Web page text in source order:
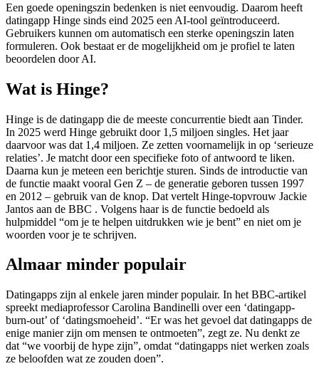
Een goede openingszin bedenken is niet eenvoudig. Daarom heeft
datingapp Hinge sinds eind 2025 een AI-tool geïntroduceerd.
Gebruikers kunnen om automatisch een sterke openingszin laten
formuleren. Ook bestaat er de mogelijkheid om je profiel te laten
beoordelen door AI.
Wat is Hinge?
Hinge is de datingapp die de meeste concurrentie biedt aan Tinder.
In 2025 werd Hinge gebruikt door 1,5 miljoen singles. Het jaar
daarvoor was dat 1,4 miljoen. Ze zetten voornamelijk in op ‘serieuze
relaties’. Je matcht door een specifieke foto of antwoord te liken.
Daarna kun je meteen een berichtje sturen. Sinds de introductie van
de functie maakt vooral Gen Z – de generatie geboren tussen 1997
en 2012 – gebruik van de knop. Dat vertelt Hinge-topvrouw Jackie
Jantos aan de BBC . Volgens haar is de functie bedoeld als
hulpmiddel “om je te helpen uitdrukken wie je bent” en niet om je
woorden voor je te schrijven.
Almaar minder populair
Datingapps zijn al enkele jaren minder populair. In het BBC-artikel
spreekt mediaprofessor Carolina Bandinelli over een ‘datingapp-
burn-out’ of ‘datingsmoeheid’. “Er was het gevoel dat datingapps de
enige manier zijn om mensen te ontmoeten”, zegt ze. Nu denkt ze
dat “we voorbij de hype zijn”, omdat “datingapps niet werken zoals
ze beloofden wat ze zouden doen”.